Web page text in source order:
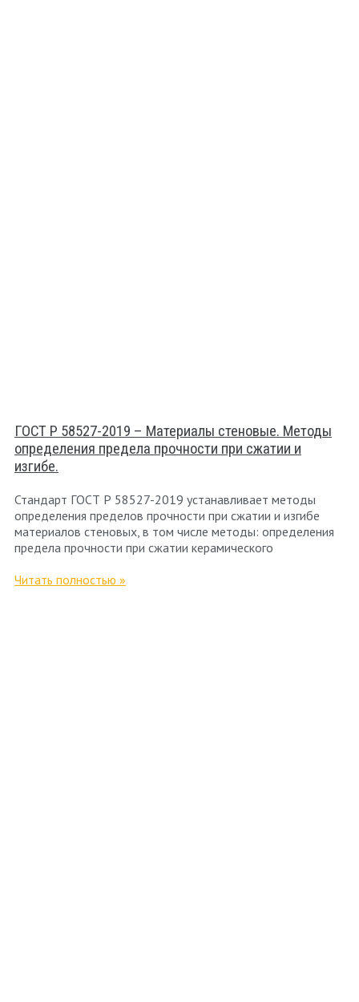
ГОСТ Р 58527-2019 – Материалы стеновые. Методы
определения предела прочности при сжатии и
изгибе.
Стандарт ГОСТ Р 58527-2019 устанавливает методы
определения пределов прочности при сжатии и изгибе
материалов стеновых, в том числе методы: определения
предела прочности при сжатии керамического
Читать полностью »